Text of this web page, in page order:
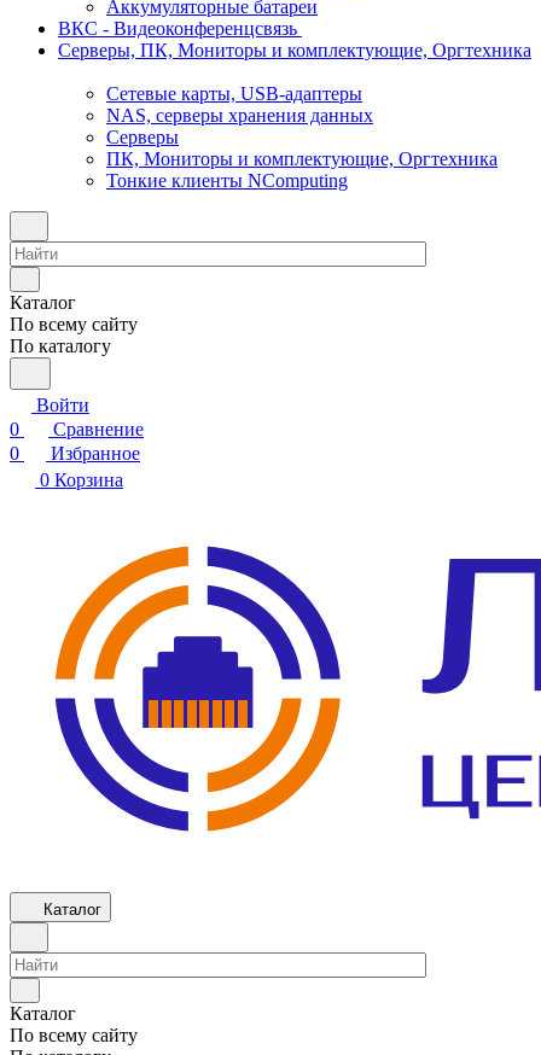
Аккумуляторные батареи
ВКС - Видеоконференцсвязь
Серверы, ПК, Мониторы и комплектующие, Оргтехника
Сетевые карты, USB-адаптеры
NAS, серверы хранения данных
Серверы
ПК, Мониторы и комплектующие, Оргтехника
Тонкие клиенты NComputing
Каталог
По всему сайту
По каталогу
Войти
0
Сравнение
0
Избранное
0 Корзина
Каталог
Каталог
По всему сайту